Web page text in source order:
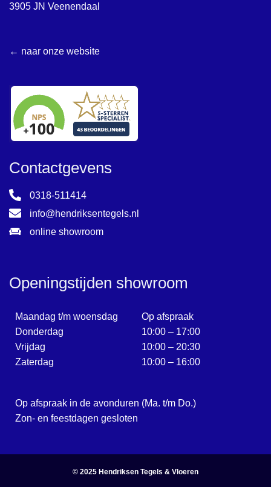
3905 JN Veenendaal
← naar onze website
Contactgevens
0318-511414
info@hendriksentegels.nl
online showroom
Openingstijden showroom
Maandag t/m woensdag
Donderdag
Vrijdag
Zaterdag
Op afspraak
10:00 – 17:00
10:00 – 20:30
10:00 – 16:00
Op afspraak in de avonduren (Ma. t/m Do.)
Zon- en feestdagen gesloten
© 2025 Hendriksen Tegels & Vloeren